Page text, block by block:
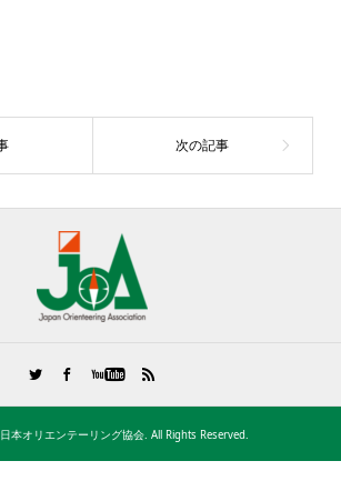
日本オリエンテーリング協会. All Rights Reserved.